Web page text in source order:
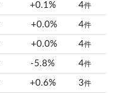
+0.1% 4件
+0.0% 4件
+0.0% 4件
-5.8% 4件
+0.6% 3件